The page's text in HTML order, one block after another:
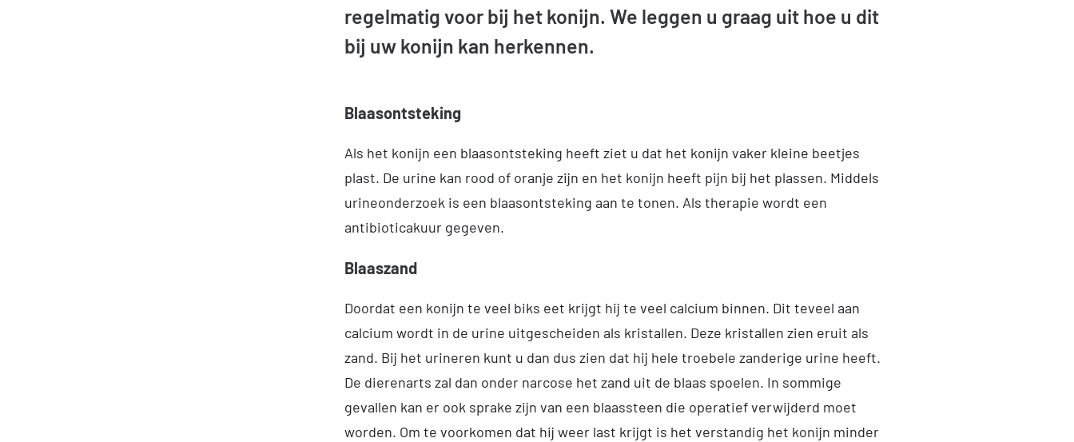
regelmatig voor bij het konijn. We leggen u graag uit hoe u dit
bij uw konijn kan herkennen.
Blaasontsteking
Als het konijn een blaasontsteking heeft ziet u dat het konijn vaker kleine beetjes
plast. De urine kan rood of oranje zijn en het konijn heeft pijn bij het plassen. Middels
urineonderzoek is een blaasontsteking aan te tonen. Als therapie wordt een
antibioticakuur gegeven.
Blaaszand
Doordat een konijn te veel biks eet krijgt hij te veel calcium binnen. Dit teveel aan
calcium wordt in de urine uitgescheiden als kristallen. Deze kristallen zien eruit als
zand. Bij het urineren kunt u dan dus zien dat hij hele troebele zanderige urine heeft.
De dierenarts zal dan onder narcose het zand uit de blaas spoelen. In sommige
gevallen kan er ook sprake zijn van een blaassteen die operatief verwijderd moet
worden. Om te voorkomen dat hij weer last krijgt is het verstandig het konijn minder